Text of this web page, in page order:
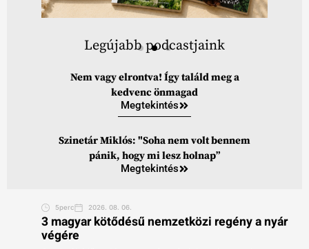
Legújabb podcastjaink
Nem vagy elrontva! Így találd meg a
kedvenc önmagad
Megtekintés
Szinetár Miklós: "Soha nem volt bennem
pánik, hogy mi lesz holnap”
Megtekintés
5perc 2026. 08. 06.
3 magyar kötődésű nemzetközi regény a nyár
végére